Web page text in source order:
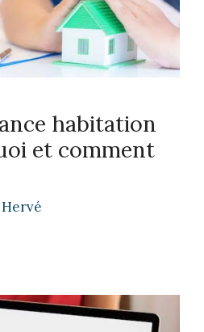
habitation
et comment
Hervé